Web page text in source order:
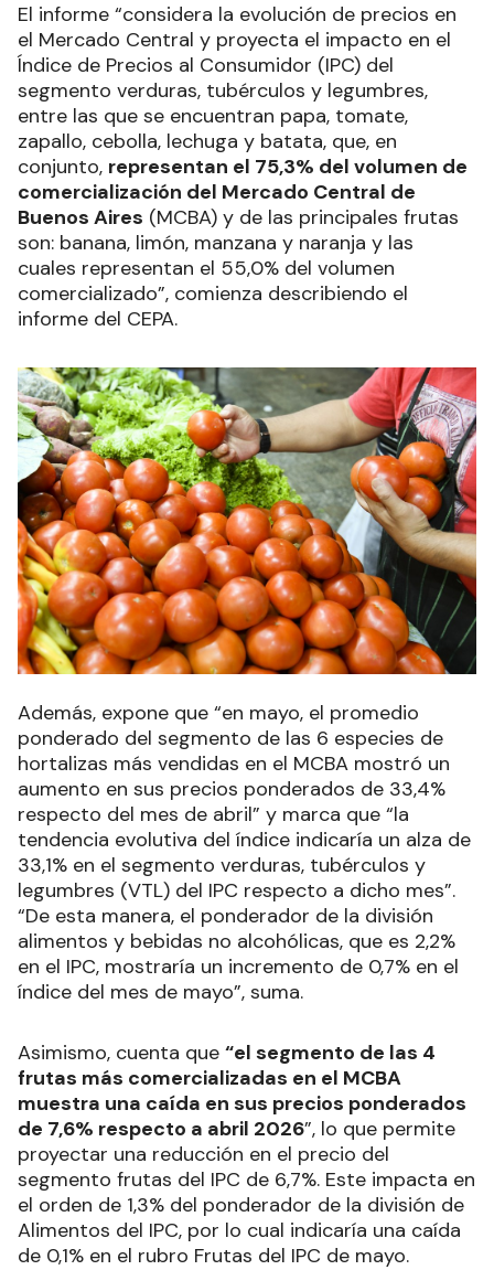
El informe “considera la evolución de precios en
el Mercado Central y proyecta el impacto en el
Índice de Precios al Consumidor (IPC) del
segmento verduras, tubérculos y legumbres,
entre las que se encuentran papa, tomate,
zapallo, cebolla, lechuga y batata, que, en
conjunto, representan el 75,3% del volumen de
comercialización del Mercado Central de
Buenos Aires (MCBA) y de las principales frutas
son: banana, limón, manzana y naranja y las
cuales representan el 55,0% del volumen
comercializado”, comienza describiendo el
informe del CEPA.
Además, expone que “en mayo, el promedio
ponderado del segmento de las 6 especies de
hortalizas más vendidas en el MCBA mostró un
aumento en sus precios ponderados de 33,4%
respecto del mes de abril” y marca que “la
tendencia evolutiva del índice indicaría un alza de
33,1% en el segmento verduras, tubérculos y
legumbres (VTL) del IPC respecto a dicho mes”.
“De esta manera, el ponderador de la división
alimentos y bebidas no alcohólicas, que es 2,2%
en el IPC, mostraría un incremento de 0,7% en el
índice del mes de mayo”, suma.
Asimismo, cuenta que “el segmento de las 4
frutas más comercializadas en el MCBA
muestra una caída en sus precios ponderados
de 7,6% respecto a abril 2026”, lo que permite
proyectar una reducción en el precio del
segmento frutas del IPC de 6,7%. Este impacta en
el orden de 1,3% del ponderador de la división de
Alimentos del IPC, por lo cual indicaría una caída
de 0,1% en el rubro Frutas del IPC de mayo.